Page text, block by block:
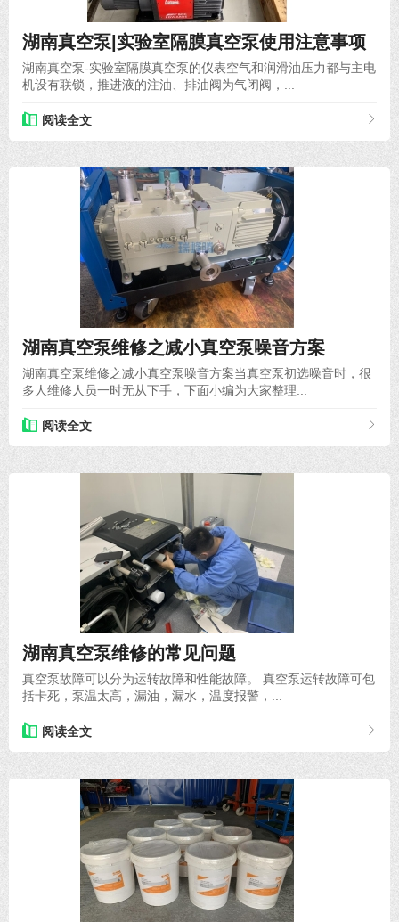
湖南真空泵|实验室隔膜真空泵使用注意事项
湖南真空泵-实验室隔膜真空泵的仪表空气和润滑油压力都与主电
机设有联锁，推进液的注油、排油阀为气闭阀，...
阅读全文
湖南真空泵维修之减小真空泵噪音方案
湖南真空泵维修之减小真空泵噪音方案当真空泵初选噪音时，很
多人维修人员一时无从下手，下面小编为大家整理...
阅读全文
湖南真空泵维修的常见问题
真空泵故障可以分为运转故障和性能故障。 真空泵运转故障可包
括卡死，泵温太高，漏油，漏水，温度报警，...
阅读全文